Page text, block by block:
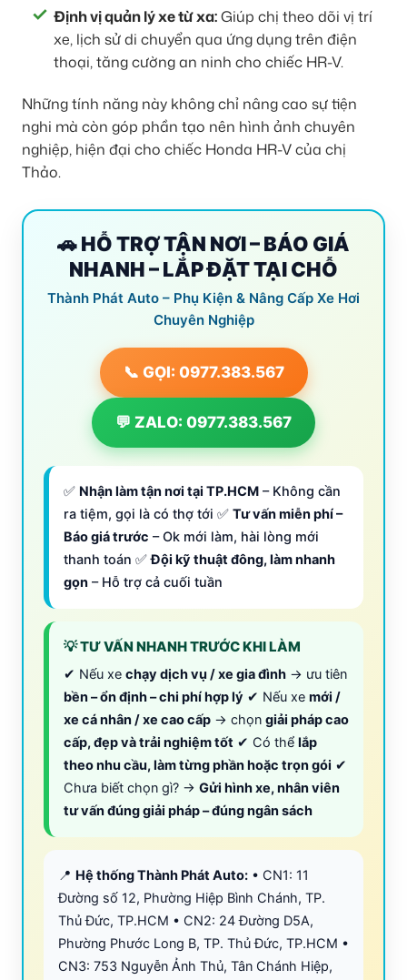
Định vị quản lý xe từ xa:Giúp chị theo dõi vị trí
xe, lịch sử di chuyển qua ứng dụng trên điện
thoại, tăng cường an ninh cho chiếc HR-V.
Những tính năng này không chỉ nâng cao sự tiện
nghi mà còn góp phần tạo nên hình ảnh chuyên
nghiệp, hiện đại cho chiếc Honda HR-V của chị
Thảo.
🚗 HỖ TRỢ TẬN NƠI – BÁO GIÁ
NHANH – LẮP ĐẶT TẠI CHỖ
Thành Phát Auto – Phụ Kiện & Nâng Cấp Xe Hơi
Chuyên Nghiệp
📞 GỌI: 0977.383.567
💬 ZALO: 0977.383.567
✅ Nhận làm tận nơi tại TP.HCM – Không cần
ra tiệm, gọi là có thợ tới ✅ Tư vấn miễn phí –
Báo giá trước – Ok mới làm, hài lòng mới
thanh toán ✅Đội kỹ thuật đông, làm nhanh
gọn – Hỗ trợ cả cuối tuần
💡 TƯ VẤN NHANH TRƯỚC KHI LÀM
✔ Nếu xe chạy dịch vụ / xe gia đình → ưu tiên
bền – ổn định – chi phí hợp lý ✔ Nếu xe mới /
xe cá nhân / xe cao cấp → chọn giải pháp cao
cấp, đẹp và trải nghiệm tốt ✔ Có thể lắp
theo nhu cầu, làm từng phần hoặc trọn gói ✔
Chưa biết chọn gì? → Gửi hình xe, nhân viên
tư vấn đúng giải pháp – đúng ngân sách
📍 Hệ thống Thành Phát Auto: • CN1: 11
Đường số 12, Phường Hiệp Bình Chánh, TP.
Thủ Đức, TP.HCM • CN2: 24 Đường D5A,
Phường Phước Long B, TP. Thủ Đức, TP.HCM •
CN3: 753 Nguyễn Ảnh Thủ, Tân Chánh Hiệp,